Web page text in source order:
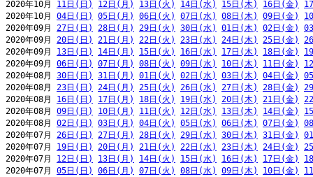
2020年10月 11日(日) 12日(月) 13日(火) 14日(水) 15日(木) 16日(金)
2020年10月 04日(日) 05日(月) 06日(火) 07日(水) 08日(木) 09日(金)
2020年09月 27日(日) 28日(月) 29日(火) 30日(水) 01日(木) 02日(金)
2020年09月 20日(日) 21日(月) 22日(火) 23日(水) 24日(木) 25日(金)
2020年09月 13日(日) 14日(月) 15日(火) 16日(水) 17日(木) 18日(金)
2020年09月 06日(日) 07日(月) 08日(火) 09日(水) 10日(木) 11日(金)
2020年08月 30日(日) 31日(月) 01日(火) 02日(水) 03日(木) 04日(金)
2020年08月 23日(日) 24日(月) 25日(火) 26日(水) 27日(木) 28日(金)
2020年08月 16日(日) 17日(月) 18日(火) 19日(水) 20日(木) 21日(金)
2020年08月 09日(日) 10日(月) 11日(火) 12日(水) 13日(木) 14日(金)
2020年08月 02日(日) 03日(月) 04日(火) 05日(水) 06日(木) 07日(金)
2020年07月 26日(日) 27日(月) 28日(火) 29日(水) 30日(木) 31日(金)
2020年07月 19日(日) 20日(月) 21日(火) 22日(水) 23日(木) 24日(金)
2020年07月 12日(日) 13日(月) 14日(火) 15日(水) 16日(木) 17日(金)
2020年07月 05日(日) 06日(月) 07日(火) 08日(水) 09日(木) 10日(金)